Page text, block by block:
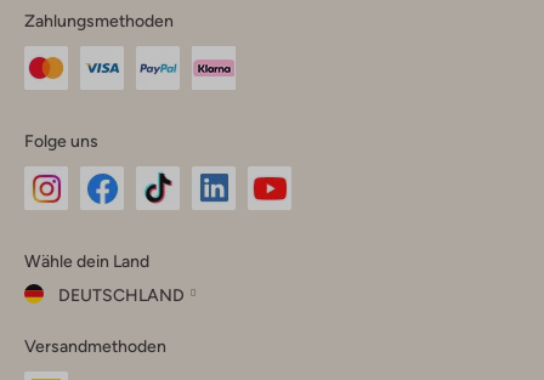
Zahlungsmethoden
Folge uns
Instagram
Facebook
TikTok
Wähle dein Land
DEUTSCHLAND
dein
Land
Versandmethoden